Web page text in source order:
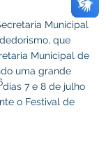
que
Municipal de
uma grande
7 e 8 de julho
o Festival de